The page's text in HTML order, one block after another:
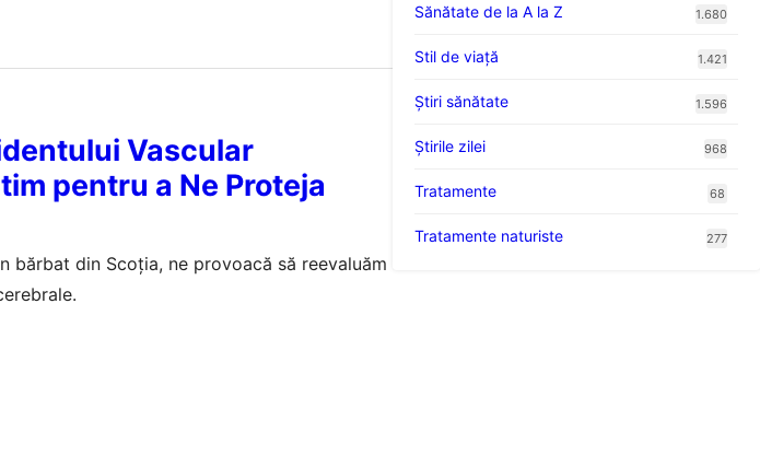
Vascular
pentru a Ne Proteja
bărbat din Scoția, ne provoacă să reevaluăm
Sănătate de la A la Z 1.680
Stil de viaţă 1.421
Ştiri sănătate 1.596
Știrile zilei 968
Tratamente 68
Tratamente naturiste 277